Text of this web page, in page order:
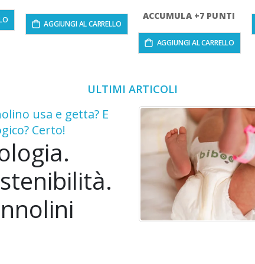
AGGIUNGI AL CARRELLO
ACCUMULA +7 PUNTI
AGGIUNGI AL CARRELLO
ULTIMI ARTICOLI
usa e getta? E
Certo!
per